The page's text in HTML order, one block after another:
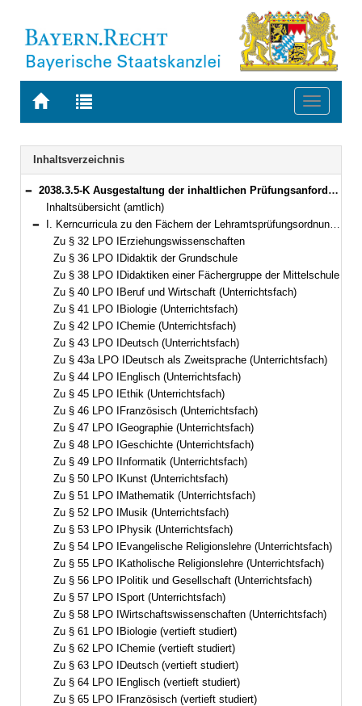
Zur
BAYERN.RECHT
Zur
letzten
Suche
Toggle
Navigation
Inhaltsverzeichnis
Bereich reduzieren
2038.3.5-K Ausgestaltung der inhaltlichen Prüfungsanforderungen für die Erste Staatsprüfung nach Kapitel II der Lehramtsprüfungsordnung I zu den einzelnen Fächern (Kerncurricula) Bekanntmachung des Bayerischen Staatsministeriums für Unterricht und Kultus vom 2. Januar 2009, Az. III.8-5 S 4020-PRA.599 (KWMBl. S. 34)
Inhaltsübersicht (amtlich)
Bereich reduzieren
I. Kerncurricula zu den Fächern der Lehramtsprüfungsordnung I (LPO I) vom 13. März 2008 (GVBl S. 180)
Zu § 32 LPO IErziehungswissenschaften
Zu § 36 LPO IDidaktik der Grundschule
Zu § 38 LPO IDidaktiken einer Fächergruppe der Mittelschule
Zu § 40 LPO IBeruf und Wirtschaft (Unterrichtsfach)
Zu § 41 LPO IBiologie (Unterrichtsfach)
Zu § 42 LPO IChemie (Unterrichtsfach)
Zu § 43 LPO IDeutsch (Unterrichtsfach)
Zu § 43a LPO IDeutsch als Zweitsprache (Unterrichtsfach)
Zu § 44 LPO IEnglisch (Unterrichtsfach)
Zu § 45 LPO IEthik (Unterrichtsfach)
Zu § 46 LPO IFranzösisch (Unterrichtsfach)
Zu § 47 LPO IGeographie (Unterrichtsfach)
Zu § 48 LPO IGeschichte (Unterrichtsfach)
Zu § 49 LPO IInformatik (Unterrichtsfach)
Zu § 50 LPO IKunst (Unterrichtsfach)
Zu § 51 LPO IMathematik (Unterrichtsfach)
Zu § 52 LPO IMusik (Unterrichtsfach)
Zu § 53 LPO IPhysik (Unterrichtsfach)
Zu § 54 LPO IEvangelische Religionslehre (Unterrichtsfach)
Zu § 55 LPO IKatholische Religionslehre (Unterrichtsfach)
Zu § 56 LPO IPolitik und Gesellschaft (Unterrichtsfach)
Zu § 57 LPO ISport (Unterrichtsfach)
Zu § 58 LPO IWirtschaftswissenschaften (Unterrichtsfach)
Zu § 61 LPO IBiologie (vertieft studiert)
Zu § 62 LPO IChemie (vertieft studiert)
Zu § 63 LPO IDeutsch (vertieft studiert)
Zu § 64 LPO IEnglisch (vertieft studiert)
Zu § 65 LPO IFranzösisch (vertieft studiert)